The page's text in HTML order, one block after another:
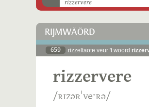
RIJMWÄÖRD
659 rizzeltaote veur 't woord
rizzervere
/ʀɪzəʀˈveˑʀə/